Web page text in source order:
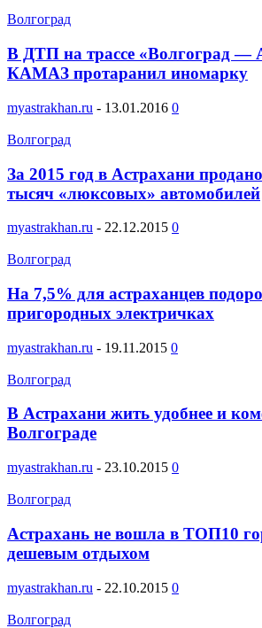
Волгоград
В ДТП на трассе «Волгоград —
КАМАЗ протаранил иномарку
myastrakhan.ru - 13.01.2016 0
Волгоград
За 2015 год в Астрахани
тысяч «люксовых» автомобилей
myastrakhan.ru - 22.12.2015 0
Волгоград
На 7,5% для астраханцев
пригородных электричках
myastrakhan.ru - 19.11.2015 0
Волгоград
В Астрахани жить удобнее и
Волгограде
myastrakhan.ru - 23.10.2015 0
Волгоград
Астрахань не вошла в ТОП10
дешевым отдыхом
myastrakhan.ru - 22.10.2015 0
Волгоград